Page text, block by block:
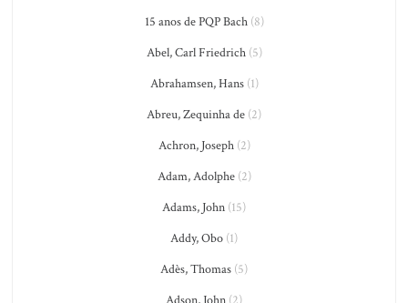
15 anos de PQP Bach(8)
Abel, Carl Friedrich(5)
Abrahamsen, Hans(1)
Abreu, Zequinha de (2)
Achron, Joseph(2)
Adam, Adolphe(2)
Adams, John (15)
Addy, Obo (1)
Adès, Thomas (5)